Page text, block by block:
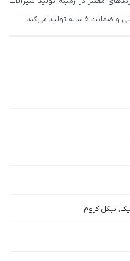
تولید می کند.
, نیکل-کروم